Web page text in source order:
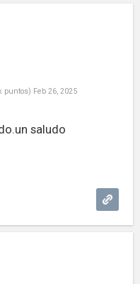
puntos) Feb 26, 2025
saludo